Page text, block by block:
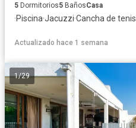
5 Dormitorios5 BañosCasa
·Piscina·Jacuzzi·Cancha de tenis
Actualizado hace 1 semana
1/29